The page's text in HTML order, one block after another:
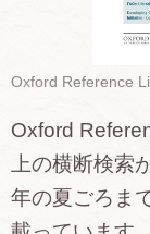
Oxford Reference
Oxford
上の横断検索
年の夏ごろま